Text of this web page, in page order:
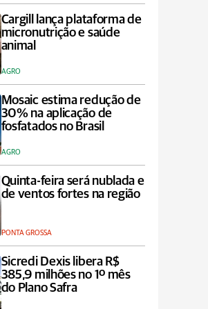
Cargill lança plataforma de
micronutrição e saúde
animal
AGRO
Mosaic estima redução de
30% na aplicação de
fosfatados no Brasil
AGRO
Quinta-feira será nublada e
de ventos fortes na região
PONTA GROSSA
Sicredi Dexis libera R$
385,9 milhões no 1º mês
do Plano Safra